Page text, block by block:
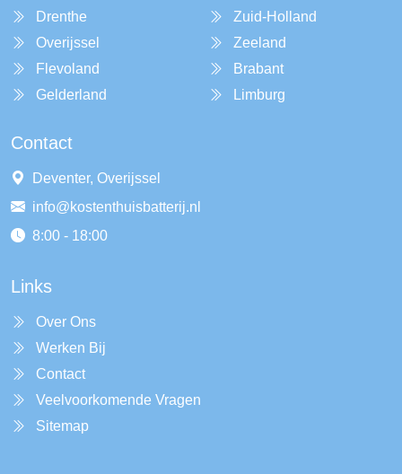
Drenthe
Overijssel
Flevoland
Gelderland
Zuid-Holland
Zeeland
Brabant
Limburg
Contact
Deventer, Overijssel
info@kostenthuisbatterij.nl
8:00 - 18:00
Links
Over Ons
Werken Bij
Contact
Veelvoorkomende Vragen
Sitemap